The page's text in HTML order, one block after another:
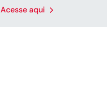
Acesse aqui